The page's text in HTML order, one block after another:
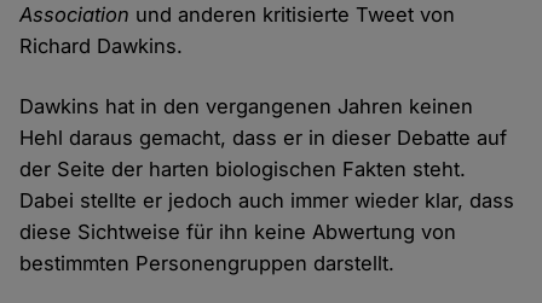
Association und anderen kritisierte Tweet von
Richard Dawkins.
Dawkins hat in den vergangenen Jahren keinen
Hehl daraus gemacht, dass er in dieser Debatte auf
der Seite der harten biologischen Fakten steht.
Dabei stellte er jedoch auch immer wieder klar, dass
diese Sichtweise für ihn keine Abwertung von
bestimmten Personengruppen darstellt.